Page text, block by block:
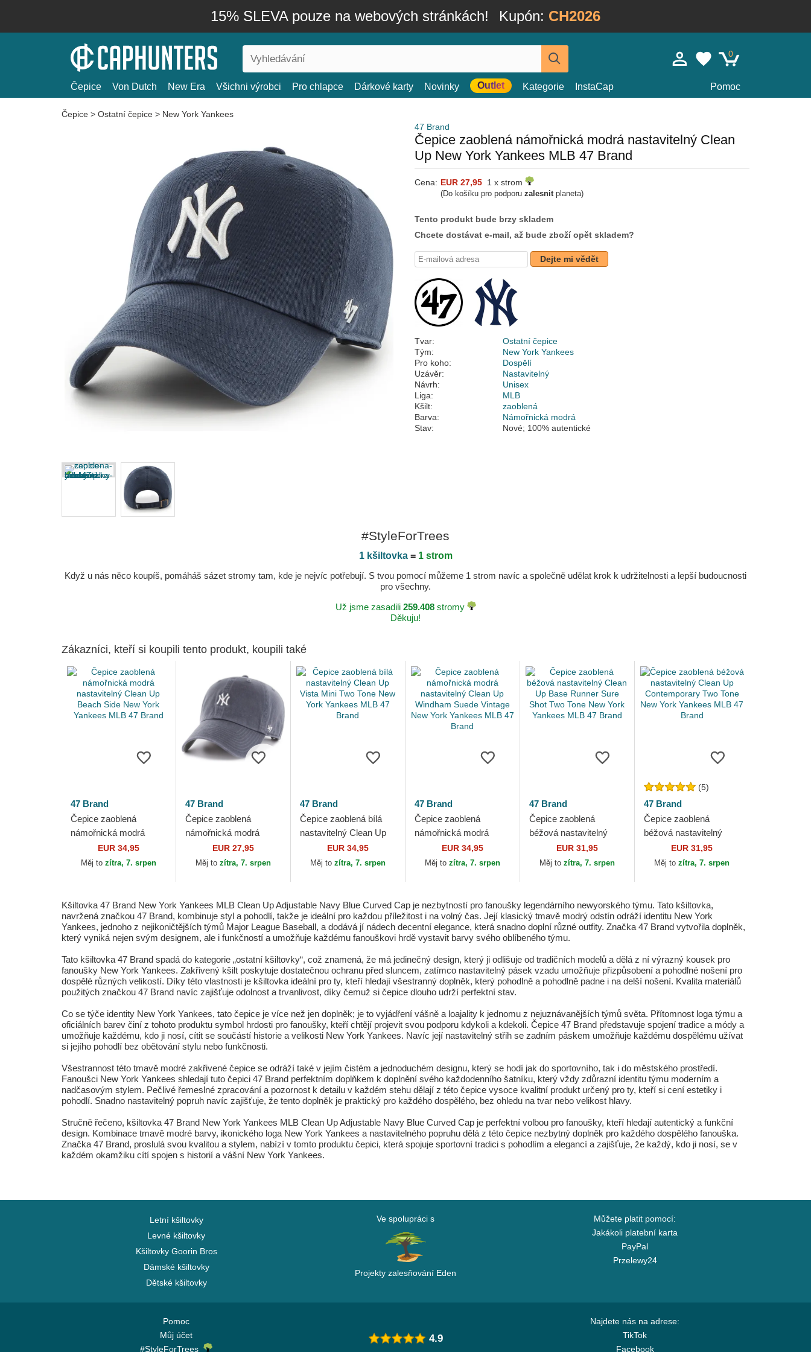
15% SLEVA pouze na webových stránkách! Kupón: CH2026
0
Čepice Von Dutch New Era Všichni výrobci Pro chlapce Dárkové karty Novinky Outlet Kategorie InstaCap Pomoc
Čepice > Ostatní čepice > New York Yankees
47 Brand
Čepice zaoblená námořnická modrá nastavitelný Clean
Up New York Yankees MLB 47 Brand
Cena: EUR 27,95 1 x strom
(Do košíku pro podporu zalesnitplaneta)
Tento produkt bude brzy skladem
Chcete dostávat e-mail, až bude zboží opět skladem?
Dejte mi vědět
Tvar:
Ostatní čepice
Tým:
New York Yankees
Pro koho:
Dospělí
Uzávěr:
Nastavitelný
Návrh:
Unisex
Liga:
MLB
Kšilt:
zaoblená
Barva:
Námořnická modrá
Stav:
Nové; 100% autentické
#StyleForTrees
1 kšiltovka= 1 strom
Když u nás něco koupíš, pomáháš sázet stromy tam, kde je nejvíc potřebují. S tvou pomocí můžeme 1 strom navíc a společně udělat krok k udržitelnosti a lepší budoucnosti
pro všechny.
Už jsme zasadili 259.408stromy
Děkuju!
Zákazníci, kteří si koupili tento produkt, koupili také
47 Brand
Čepice zaoblená
námořnická modrá
nastavitelný Clean Up
Beach Side New York
EUR 34,95
Měj to zítra, 7. srpen
47 Brand
Čepice zaoblená
námořnická modrá
nastavitelný Clean Up
Base Runner Vintage
EUR 27,95
Měj to zítra, 7. srpen
47 Brand
Čepice zaoblená bílá
nastavitelný Clean Up
Vista Mini Two Tone
New York Yankees
EUR 34,95
Měj to zítra, 7. srpen
47 Brand
Čepice zaoblená
námořnická modrá
nastavitelný Clean Up
Windham Suede
EUR 34,95
Měj to zítra, 7. srpen
47 Brand
Čepice zaoblená
béžová nastavitelný
Clean Up Base Runner
Sure Shot Two Tone
EUR 31,95
Měj to zítra, 7. srpen
(5)
47 Brand
Čepice zaoblená
béžová nastavitelný
Clean Up Contemporary
Two Tone New York
EUR 31,95
Měj tozítra, 7. srpen
Kšiltovka 47 Brand New York Yankees MLB Clean Up Adjustable Navy Blue Curved Cap je nezbytností pro fanoušky legendárního newyorského týmu. Tato kšiltovka,
navržená značkou 47 Brand, kombinuje styl a pohodlí, takže je ideální pro každou příležitost i na volný čas. Její klasický tmavě modrý odstín odráží identitu New York
Yankees, jednoho z nejikoničtějších týmů Major League Baseball, a dodává jí nádech decentní elegance, která snadno doplní různé outfity. Značka 47 Brand vytvořila doplněk,
který vyniká nejen svým designem, ale i funkčností a umožňuje každému fanouškovi hrdě vystavit barvy svého oblíbeného týmu.
Tato kšiltovka 47 Brand spadá do kategorie „ostatní kšiltovky“, což znamená, že má jedinečný design, který ji odlišuje od tradičních modelů a dělá z ní výrazný kousek pro
fanoušky New York Yankees. Zakřivený kšilt poskytuje dostatečnou ochranu před sluncem, zatímco nastavitelný pásek vzadu umožňuje přizpůsobení a pohodlné nošení pro
dospělé různých velikostí. Díky této vlastnosti je kšiltovka ideální pro ty, kteří hledají všestranný doplněk, který pohodlně a pohodlně padne i na delší nošení. Kvalita materiálů
použitých značkou 47 Brand navíc zajišťuje odolnost a trvanlivost, díky čemuž si čepice dlouho udrží perfektní stav.
Co se týče identity New York Yankees, tato čepice je více než jen doplněk; je to vyjádření vášně a loajality k jednomu z nejuznávanějších týmů světa. Přítomnost loga týmu a
oficiálních barev činí z tohoto produktu symbol hrdosti pro fanoušky, kteří chtějí projevit svou podporu kdykoli a kdekoli. Čepice 47 Brand představuje spojení tradice a módy a
umožňuje každému, kdo ji nosí, cítit se součástí historie a velikosti New York Yankees. Navíc její nastavitelný střih se zadním páskem umožňuje každému dospělému užívat
si jejího pohodlí bez obětování stylu nebo funkčnosti.
Všestrannost této tmavě modré zakřivené čepice se odráží také v jejím čistém a jednoduchém designu, který se hodí jak do sportovního, tak i do městského prostředí.
Fanoušci New York Yankees shledají tuto čepici 47 Brand perfektním doplňkem k doplnění svého každodenního šatníku, který vždy zdůrazní identitu týmu moderním a
nadčasovým stylem. Pečlivé řemeslné zpracování a pozornost k detailu v každém stehu dělají z této čepice vysoce kvalitní produkt určený pro ty, kteří si cení estetiky i
pohodlí. Snadno nastavitelný popruh navíc zajišťuje, že tento doplněk je praktický pro každého dospělého, bez ohledu na tvar nebo velikost hlavy.
Stručně řečeno, kšiltovka 47 Brand New York Yankees MLB Clean Up Adjustable Navy Blue Curved Cap je perfektní volbou pro fanoušky, kteří hledají autentický a funkční
design. Kombinace tmavě modré barvy, ikonického loga New York Yankees a nastavitelného popruhu dělá z této čepice nezbytný doplněk pro každého dospělého fanouška.
Značka 47 Brand, proslulá svou kvalitou a stylem, nabízí v tomto produktu čepici, která spojuje sportovní tradici s pohodlím a elegancí a zajišťuje, že každý, kdo ji nosí, se v
každém okamžiku cítí spojen s historií a vášní New York Yankees.
Letní kšiltovky
Levné kšiltovky
Kšiltovky Goorin Bros
Dámské kšiltovky
Dětské kšiltovky
Ve spolupráci s
Projekty zalesňování Eden
Můžete platit pomocí:
Jakákoli platební karta
PayPal
Przelewy24
Pomoc
Můj účet
#StyleForTrees
Najdete nás na adrese:
TikTok
Facebook
4.9